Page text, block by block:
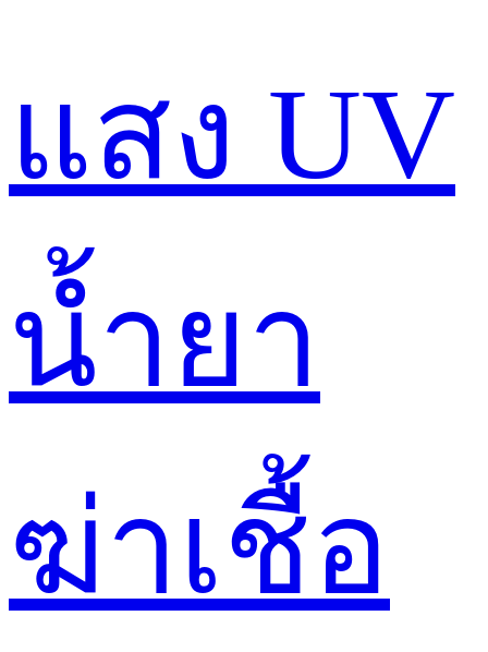
แสง UV
น้ำยา
ฆ่าเชื้อ